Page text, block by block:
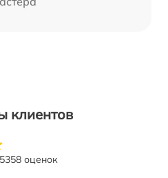
клиентов
5358 оценок